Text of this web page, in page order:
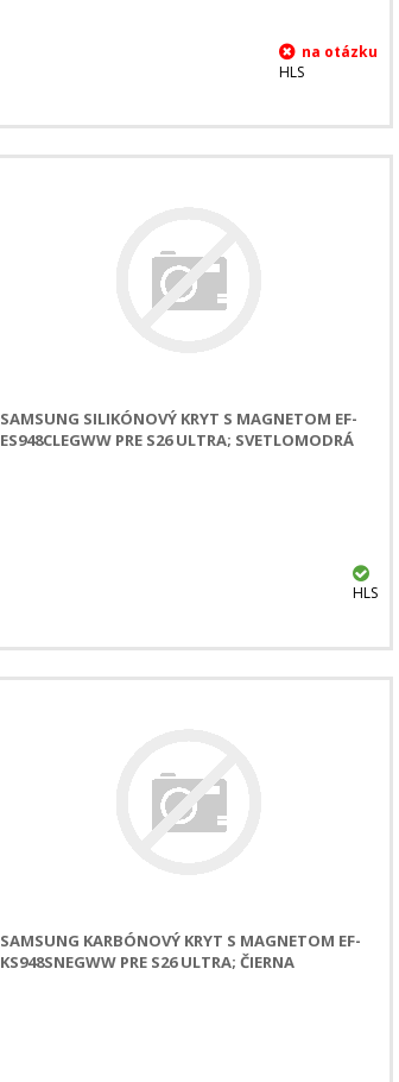
HLS
SAMSUNG SILIKÓNOVÝ KRYT S MAGNETOM EF-
ES948CLEGWW PRE S26 ULTRA; SVETLOMODRÁ
HLS
SAMSUNG KARBÓNOVÝ KRYT S MAGNETOM EF-
KS948SNEGWW PRE S26 ULTRA; ČIERNA